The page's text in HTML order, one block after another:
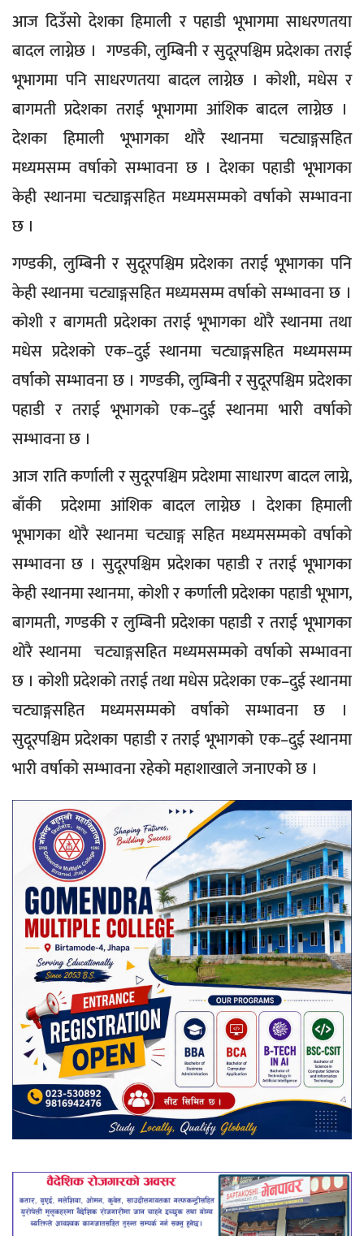
आज दिउँसो देशका हिमाली र पहाडी भूभागमा साधरणतया
बादल लाग्नेछ । गण्डकी, लुम्बिनी र सुदूरपश्चिम प्रदेशका तराई
भूभागमा पनि साधरणतया बादल लाग्नेछ । कोशी, मधेस र
बागमती प्रदेशका तराई भूभागमा आंशिक बादल लाग्नेछ ।
देशका हिमाली भूभागका थोरै स्थानमा चट्याङ्गसहित
मध्यमसम्म वर्षाको सम्भावना छ । देशका पहाडी भूभागका
केही स्थानमा चट्याङ्गसहित मध्यमसम्मको वर्षाको सम्भावना
छ ।
गण्डकी, लुम्बिनी र सुदूरपश्चिम प्रदेशका तराई भूभागका पनि
केही स्थानमा चट्याङ्गसहित मध्यमसम्म वर्षाको सम्भावना छ ।
कोशी र बागमती प्रदेशका तराई भूभागका थोरै स्थानमा तथा
मधेस प्रदेशको एक–दुई स्थानमा चट्याङ्गसहित मध्यमसम्म
वर्षाको सम्भावना छ । गण्डकी, लुम्बिनी र सुदूरपश्चिम प्रदेशका
पहाडी र तराई भूभागको एक–दुई स्थानमा भारी वर्षाको
सम्भावना छ ।
आज राति कर्णाली र सुदूरपश्चिम प्रदेशमा साधारण बादल लाग्ने,
बाँकी प्रदेशमा आंशिक बादल लाग्नेछ । देशका हिमाली
भूभागका थोरै स्थानमा चट्याङ्ग सहित मध्यमसम्मको वर्षाको
सम्भावना छ । सुदूरपश्चिम प्रदेशका पहाडी र तराई भूभागका
केही स्थानमा स्थानमा, कोशी र कर्णाली प्रदेशका पहाडी भूभाग,
बागमती, गण्डकी र लुम्बिनी प्रदेशका पहाडी र तराई भूभागका
थोरै स्थानमा चट्याङ्गसहित मध्यमसम्मको वर्षाको सम्भावना
छ । कोशी प्रदेशको तराई तथा मधेस प्रदेशका एक–दुई स्थानमा
चट्याङ्गसहित मध्यमसम्मको वर्षाको सम्भावना छ ।
सुदूरपश्चिम प्रदेशका पहाडी र तराई भूभागको एक–दुई स्थानमा
भारी वर्षाको सम्भावना रहेको महाशाखाले जनाएको छ ।